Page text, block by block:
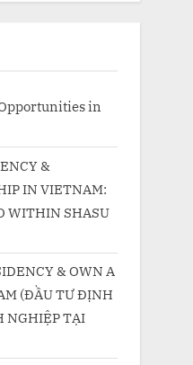
in
&
IN VIETNAM:
WITHIN SHASU
& OWN A
(ĐẦU TƯ ĐỊNH
NGHIỆP TẠI